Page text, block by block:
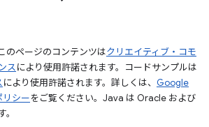
のページのコンテンツはクリエイティブ・コモ
スにより使用許諾されます。コードサンプルは
により使用許諾されます。詳しくは、 Google
シーをご覧ください。Java は Oracle および